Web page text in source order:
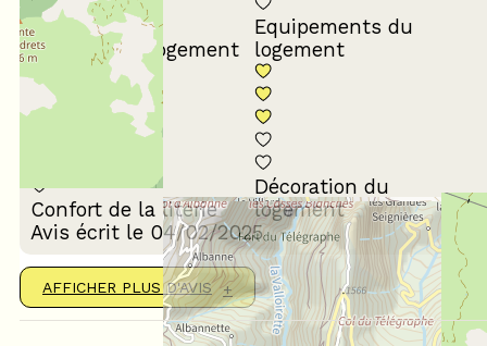
Propreté du logement
Equipements du
logement
Confort de la literie
Décoration du
logement
Avis écrit le 04/02/2025
AFFICHER PLUS D'AVIS